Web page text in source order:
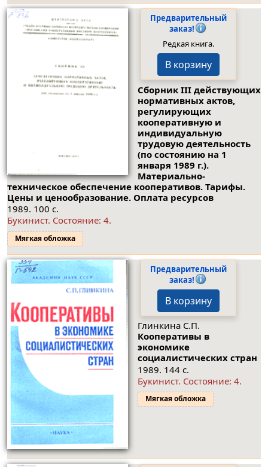
Предварительный
заказ!
Редкая книга.
В корзину
Сборник III действующих
нормативных актов,
регулирующих
кооперативную и
индивидуальную
трудовую деятельность
(по состоянию на 1
января 1989 г.).
Материально-
техническое обеспечение кооперативов. Тарифы.
Цены и ценообразование. Оплата ресурсов
1989. 100 с.
Букинист. Состояние: 4.
Мягкая обложка
Предварительный
заказ!
В корзину
Глинкина С.П.
Кооперативы в
экономике
социалистических стран
1989. 144 с.
Букинист. Состояние: 4.
Мягкая обложка